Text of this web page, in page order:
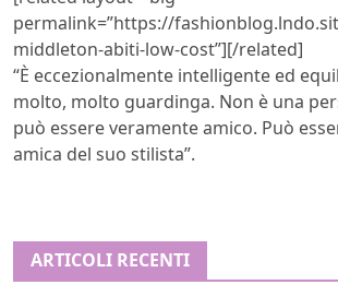
permalink=”https://
middleton-abiti-low-cost”][/related]
“È eccezionalmente intelligente ed
molto, molto guardinga. Non è una
può essere veramente amico. Può
amica del suo stilista”.
ARTICOLI RECENTI